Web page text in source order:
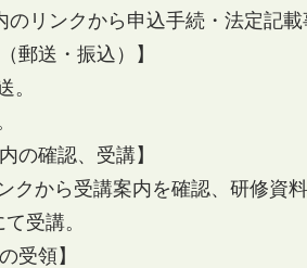
のリンクから申込手続・法定記
郵送・振込）】
。
内の確認、受講】
クから受講案内を確認、研修資
受講。
受領】